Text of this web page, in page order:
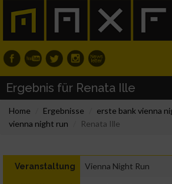
Ergebnis für Renata Ille
Home Ergebnisse erste bank vienna
vienna night run
Renata Ille
Veranstaltung Vienna Night Run